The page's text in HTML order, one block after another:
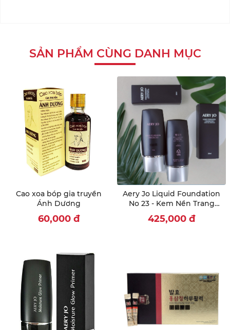
SẢN PHẨM CÙNG DANH MỤC
Cao xoa bóp gia truyền
Ánh Dương
60,000 đ
Aery Jo Liquid Foundation
No 23 - Kem Nền Trang
425,000 đ